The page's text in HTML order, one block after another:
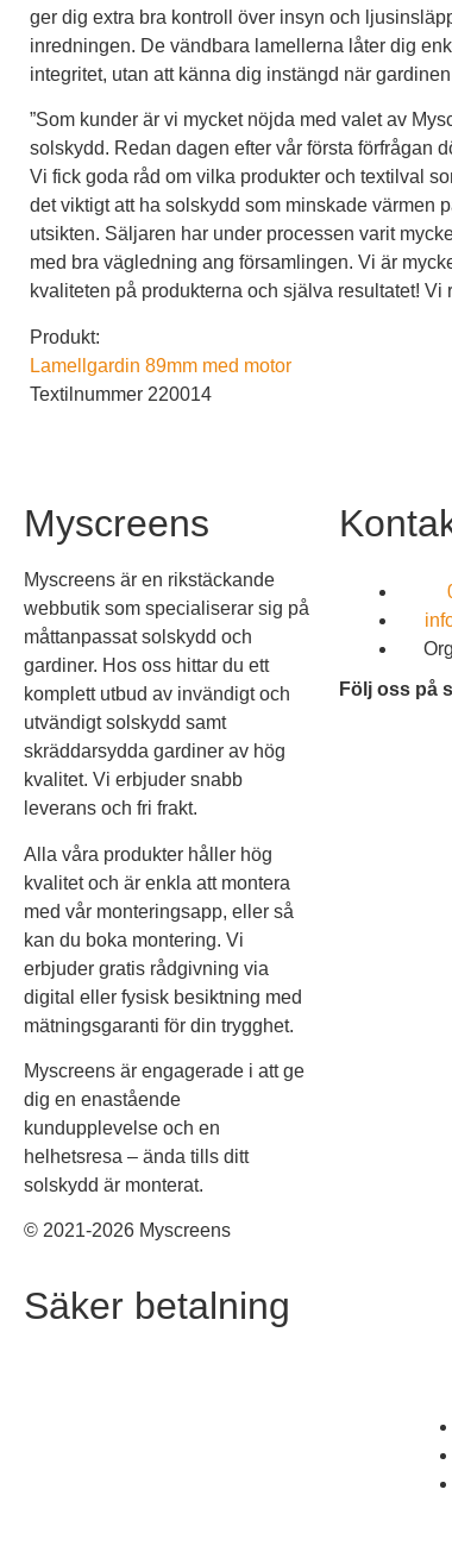
ger dig extra bra kontroll över insyn och
inredningen. De vändbara lamellerna låter dig
integritet, utan att känna dig instängd när
”Som kunder är vi mycket nöjda med valet av
solskydd. Redan dagen efter vår första förfrågan
Vi fick goda råd om vilka produkter och textilval
det viktigt att ha solskydd som minskade värmen
utsikten. Säljaren har under processen varit
med bra vägledning ang församlingen. Vi är
kvaliteten på produkterna och själva resultatet! Vi
Produkt:
Lamellgardin 89mm med motor
Textilnummer 220014
Myscreens
Myscreens är en rikstäckande
webbutik som specialiserar sig på
måttanpassat solskydd och
gardiner. Hos oss hittar du ett
komplett utbud av invändigt och
utvändigt solskydd samt
skräddarsydda gardiner av hög
kvalitet. Vi erbjuder snabb
leverans och fri frakt.
Alla våra produkter håller hög
kvalitet och är enkla att montera
med vår monteringsapp, eller så
kan du boka montering. Vi
erbjuder gratis rådgivning via
digital eller fysisk besiktning med
mätningsgaranti för din trygghet.
Myscreens är engagerade i att ge
dig en enastående
kundupplevelse och en
helhetsresa – ända tills ditt
solskydd är monterat.
© 2021-2026 Myscreens
Säker betalning
Följ oss på